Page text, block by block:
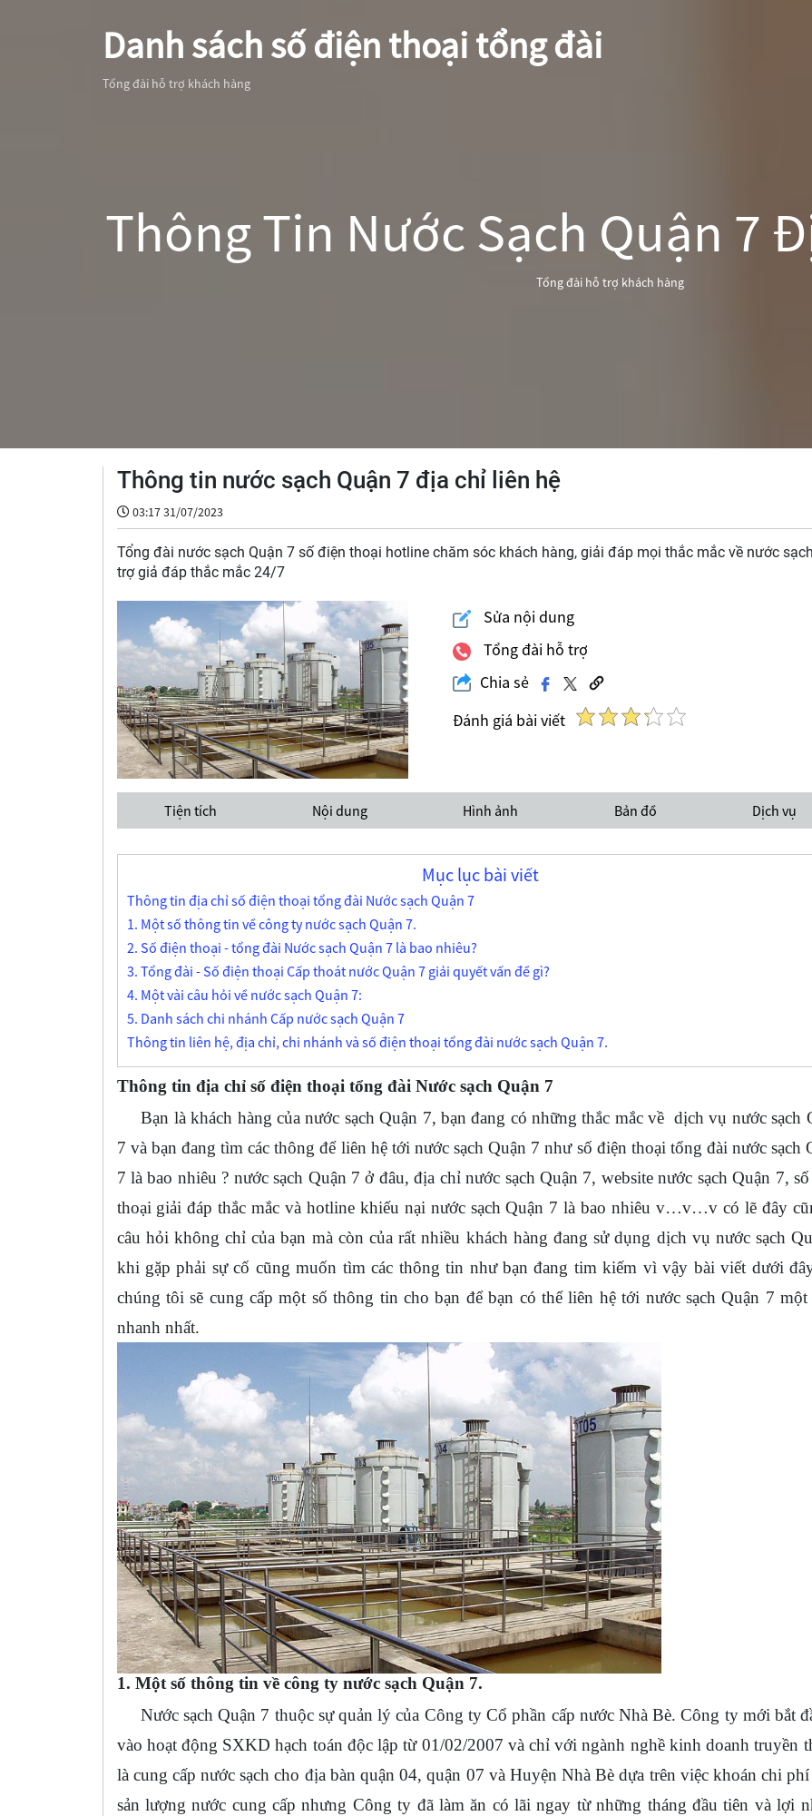
Danh sách số điện thoại tổng đài
Tổng đài hỗ trợ khách hàng
Thông Tin Nước Sạch Quận 7
Tổng đài hỗ trợ khách hàng
Thông tin nước sạch Quận 7 địa chỉ liên hệ
03:17 31/07/2023
Tổng đài nước sạch Quận 7 số điện thoại hotline chăm sóc khách hàng, giải đáp mọi thắc mắc về nước
trợ giả đáp thắc mắc 24/7
Sửa nội dung
Tổng đài hỗ trợ
Chia sẻ
Đánh giá bài viết
Tiện tích Nội dung Hình ảnh Bản đồ Dịch vụ
Mục lục bài viết
Thông tin địa chỉ số điện thoại tổng đài Nước sạch Quận 7
1. Một số thông tin về công ty nước sạch Quận 7.
2. Số điện thoại - tổng đài Nước sạch Quận 7 là bao nhiêu?
3. Tổng đài - Số điện thoại Cấp thoát nước Quận 7 giải quyết vấn đề gì?
4. Một vài câu hỏi về nước sạch Quận 7:
5. Danh sách chi nhánh Cấp nước sạch Quận 7
Thông tin liên hệ, địa chỉ, chi nhánh và số điện thoại tổng đài nước sạch Quận 7.
Thông tin địa chỉ số điện thoại tổng đài Nước sạch Quận 7
Bạn là khách hàng của nước sạch Quận 7, bạn đang có những thắc mắc về dịch vụ nước sạch
7 và bạn đang tìm các thông để liên hệ tới nước sạch Quận 7 như số điện thoại tổng đài nước sạch
7 là bao nhiêu ? nước sạch Quận 7 ở đâu, địa chỉ nước sạch Quận 7, website nước sạch Quận 7,
thoại giải đáp thắc mắc và hotline khiếu nại nước sạch Quận 7 là bao nhiêu v…v…v có lẽ đây
câu hỏi không chỉ của bạn mà còn của rất nhiều khách hàng đang sử dụng dịch vụ nước sạch
khi gặp phải sự cố cũng muốn tìm các thông tin như bạn đang tim kiếm vì vậy bài viết dưới
chúng tôi sẽ cung cấp một số thông tin cho bạn để bạn có thể liên hệ tới nước sạch Quận 7 một
nhanh nhất.
1. Một số thông tin về công ty nước sạch Quận 7.
Nước sạch Quận 7 thuộc sự quản lý của Công ty Cổ phần cấp nước Nhà Bè. Công ty mới bắt
vào hoạt động SXKD hạch toán độc lập từ 01/02/2007 và chỉ với ngành nghề kinh doanh truyền
là cung cấp nước sạch cho địa bàn quận 04, quận 07 và Huyện Nhà Bè dựa trên việc khoán chi
sản lượng nước cung cấp nhưng Công ty đã làm ăn có lãi ngay từ những tháng đầu tiên và lợi